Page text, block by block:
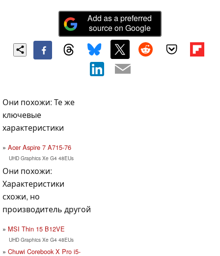
Add as a preferred
source on Google
Они похожи: Те же
ключевые
характеристики
Acer Aspire 7 A715-76
UHD Graphics Xe G4 48EUs
Они похожи:
Характеристики
схожи, но
производитель другой
MSI Thin 15 B12VE
UHD Graphics Xe G4 48EUs
Chuwi Corebook X Pro i5-